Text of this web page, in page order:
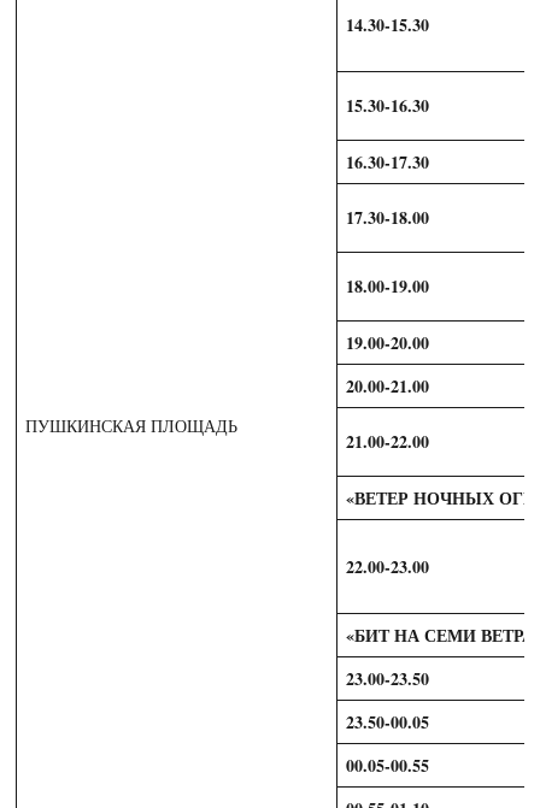
ПУШКИНСКАЯ ПЛОЩАДЬ
14.30-15.30
15.30-16.30
16.30-17.30
17.30-18.00
18.00-19.00
19.00-20.00
20.00-21.00
21.00-22.00
«ВЕТЕР НОЧНЫХ
22.00-23.00
«БИТ НА СЕМИ
23.00-23.50
23.50-00.05
00.05-00.55